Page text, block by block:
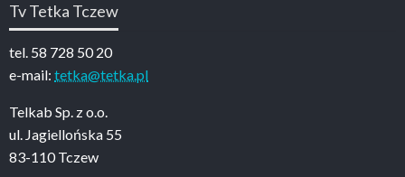
Tv Tetka Tczew
tel. 58 728 50 20
e-mail: tetka@tetka.pl
Telkab Sp. z o.o.
ul. Jagiellońska 55
83-110 Tczew